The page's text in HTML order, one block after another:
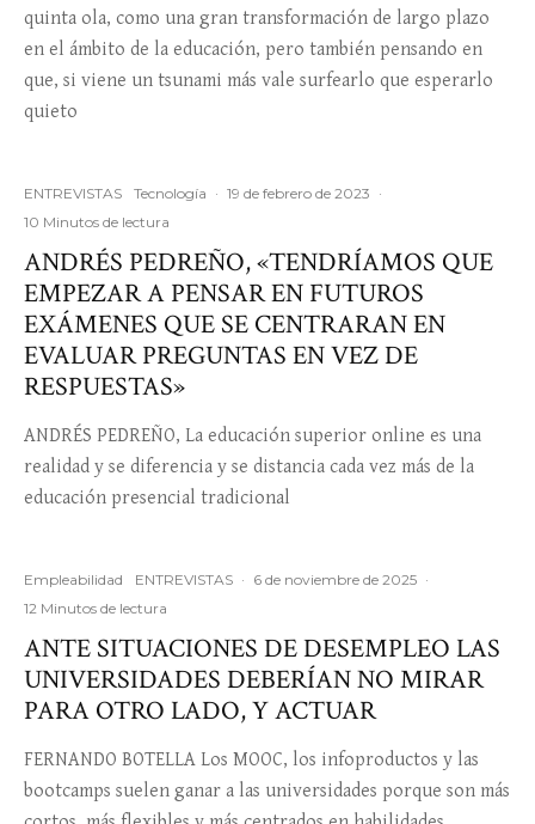
quinta ola, como una gran transformación de largo plazo
en el ámbito de la educación, pero también pensando en
que, si viene un tsunami más vale surfearlo que esperarlo
quieto
ENTREVISTAS Tecnología · 19 de febrero de 2023 ·
10 Minutos de lectura
ANDRÉS PEDREÑO, «TENDRÍAMOS QUE
EMPEZAR A PENSAR EN FUTUROS
EXÁMENES QUE SE CENTRARAN EN
EVALUAR PREGUNTAS EN VEZ DE
RESPUESTAS»
ANDRÉS PEDREÑO, La educación superior online es una
realidad y se diferencia y se distancia cada vez más de la
educación presencial tradicional
Empleabilidad ENTREVISTAS · 6 de noviembre de 2025 ·
12 Minutos de lectura
ANTE SITUACIONES DE DESEMPLEO LAS
UNIVERSIDADES DEBERÍAN NO MIRAR
PARA OTRO LADO, Y ACTUAR
FERNANDO BOTELLA Los MOOC, los infoproductos y las
bootcamps suelen ganar a las universidades porque son más